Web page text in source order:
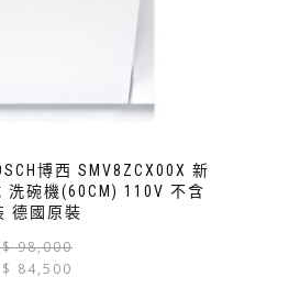
博西 SMV8ZCX00X 新
洗碗機(60CM) 110V 不含
德國原裝
98,000
84,500